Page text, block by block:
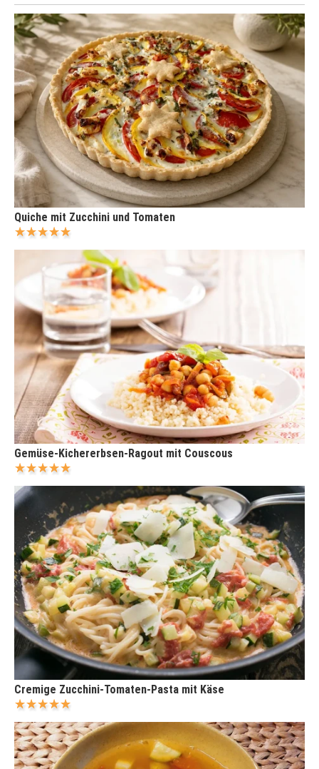
Quiche mit Zucchini und Tomaten
Gemüse-Kichererbsen-Ragout mit Couscous
Cremige Zucchini-Tomaten-Pasta mit Käse